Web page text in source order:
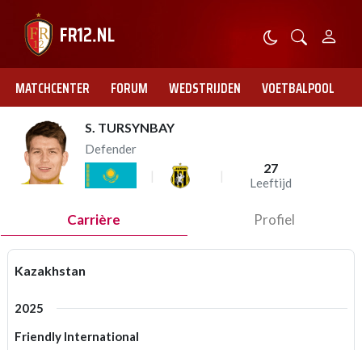
MATCHCENTER FORUM WEDSTRIJDEN VOETBALPOOL
S. TURSYNBAY
Defender
27
Leeftijd
Carrière Profiel
Kazakhstan
2025
Friendly International